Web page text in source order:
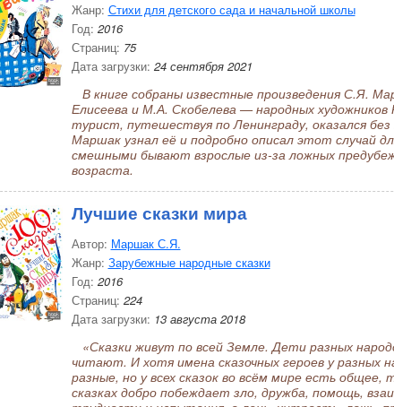
Жанр: Стихи для детского сада и начальной школы
Год: 2016
Страниц: 75
Дата загрузки: 24 сентября 2021
В книге собраны известные произведения С.Я.
Елисеева и М.А. Скобелева — народных
турист, путешествуя по Ленинграду, оказался
Маршак узнал её и подробно описал этот случай
смешными бывают взрослые из-за ложных
возраста.
Лучшие сказки мира
Автор: Маршак С.Я.
Жанр: Зарубежные народные сказки
Год: 2016
Страниц: 224
Дата загрузки: 13 августа 2018
«Сказки живут по всей Земле. Дети разных
читают. И хотя имена сказочных героев у разных
разные, но у всех сказок во всём мире есть общее,
сказках добро побеждает зло, дружба, помощь,